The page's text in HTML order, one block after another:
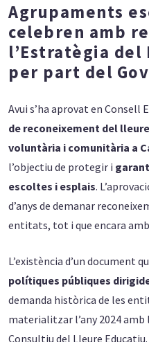
Agrupaments
celebren amb
l’Estratègia del
per part del
Avui s’ha aprovat en Consell
de reconeixement del
voluntària i comunitària a
l’objectiu de protegir i
escoltes i esplais.
d’anys de demanar
entitats, tot i que encara
L’existència d’un document
polítiques públiques
demanda històrica de les
materialitzar l’any 2024
Consultiu del Lleure